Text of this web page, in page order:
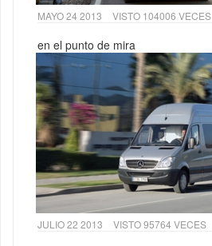
MAYO 24 2013 VISTO 104006 VECES
en el punto de mira
JULIO 22 2013 VISTO 95764 VECES